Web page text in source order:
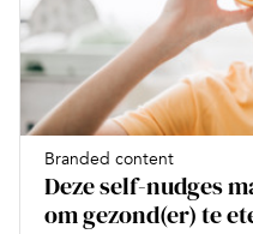
Branded content
Deze self-nudges
om gezond(er) te